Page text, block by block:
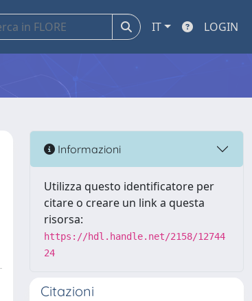
IT LOGIN
Informazioni
Utilizza questo identificatore per
citare o creare un link a questa
risorsa:
https://hdl.handle.net/2158/12744
24
Citazioni